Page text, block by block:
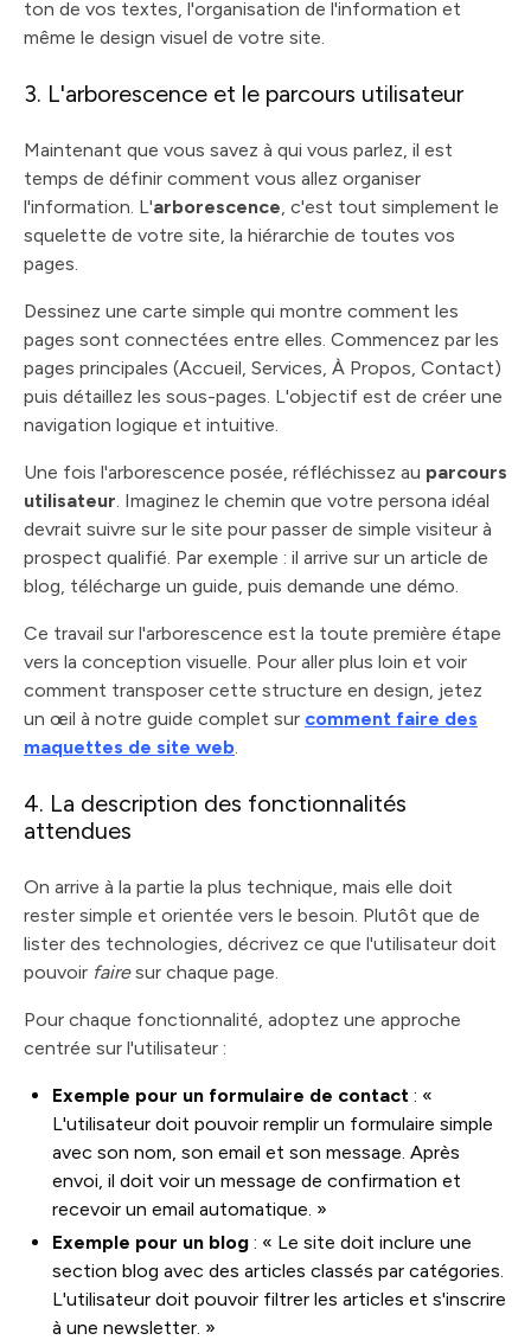
ton de vos textes, l'organisation de l'information et
même le design visuel de votre site.
3. L'arborescence et le parcours utilisateur
Maintenant que vous savez à qui vous parlez, il est
temps de définir comment vous allez organiser
l'information. L'arborescence, c'est tout simplement le
squelette de votre site, la hiérarchie de toutes vos
pages.
Dessinez une carte simple qui montre comment les
pages sont connectées entre elles. Commencez par les
pages principales (Accueil, Services, À Propos, Contact)
puis détaillez les sous-pages. L'objectif est de créer une
navigation logique et intuitive.
Une fois l'arborescence posée, réfléchissez au parcours
utilisateur. Imaginez le chemin que votre persona idéal
devrait suivre sur le site pour passer de simple visiteur à
prospect qualifié. Par exemple : il arrive sur un article de
blog, télécharge un guide, puis demande une démo.
Ce travail sur l'arborescence est la toute première étape
vers la conception visuelle. Pour aller plus loin et voir
comment transposer cette structure en design, jetez
un œil à notre guide complet sur comment faire des
maquettes de site web.
4. La description des fonctionnalités
attendues
On arrive à la partie la plus technique, mais elle doit
rester simple et orientée vers le besoin. Plutôt que de
lister des technologies, décrivez ce que l'utilisateur doit
pouvoir fairesur chaque page.
Pour chaque fonctionnalité, adoptez une approche
centrée sur l'utilisateur :
Exemple pour un formulaire de contact : «
L'utilisateur doit pouvoir remplir un formulaire simple
avec son nom, son email et son message. Après
envoi, il doit voir un message de confirmation et
recevoir un email automatique. »
Exemple pour un blog : « Le site doit inclure une
section blog avec des articles classés par catégories.
L'utilisateur doit pouvoir filtrer les articles et s'inscrire
à une newsletter. »